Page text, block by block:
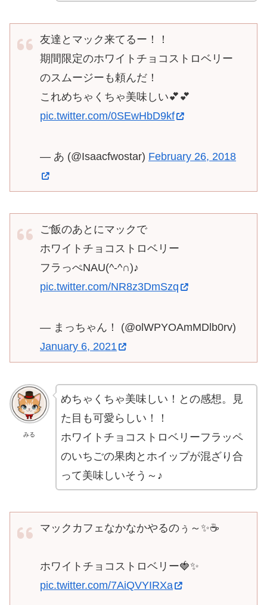
友達とマック来てるー！！
期間限定のホワイトチョコストロベリー
のスムージーも頼んだ！
これめちゃくちゃ美味しい💕💕
pic.twitter.com/0SEwHbD9kf
— あ (@Isaacfwostar) February 26, 2018
ご飯のあとにマックで
ホワイトチョコストロベリー
フラっぺNAU(^-^∩)♪
pic.twitter.com/NR8z3DmSzq
— まっちゃん！ (@olWPYOAmMDlb0rv)
January 6, 2021
みる
めちゃくちゃ美味しい！との感想。見
た目も可愛らしい！！
ホワイトチョコストロベリーフラッペ
のいちごの果肉とホイップが混ざり合
って美味しいそう～♪
マックカフェなかなかやるのぅ～✨☕
ホワイトチョコストロベリー🍓✨
pic.twitter.com/7AiQVYIRXa